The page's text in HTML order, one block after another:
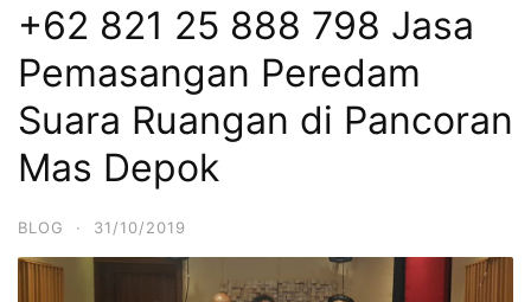
+62 821 25 888 798 Jasa
Pemasangan Peredam
Suara Ruangan di Pancoran
Mas Depok
BLOG · 31/10/2019